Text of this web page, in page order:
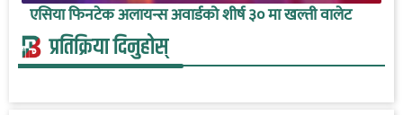
एसिया फिनटेक अलायन्स अवार्डको शीर्ष ३० मा खल्ती वालेट
प्रतिक्रिया दिनुहोस्